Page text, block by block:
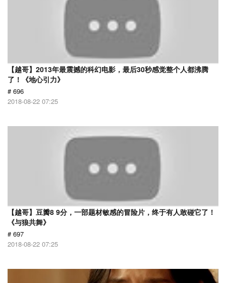
【越哥】2013年最震撼的科幻电影，最后30秒感觉整个人都沸腾
了！《地心引力》
# 696
2018-08-22 07:25
【越哥】豆瓣8 9分，一部题材敏感的冒险片，终于有人敢碰它了！
《与狼共舞》
# 697
2018-08-22 07:25